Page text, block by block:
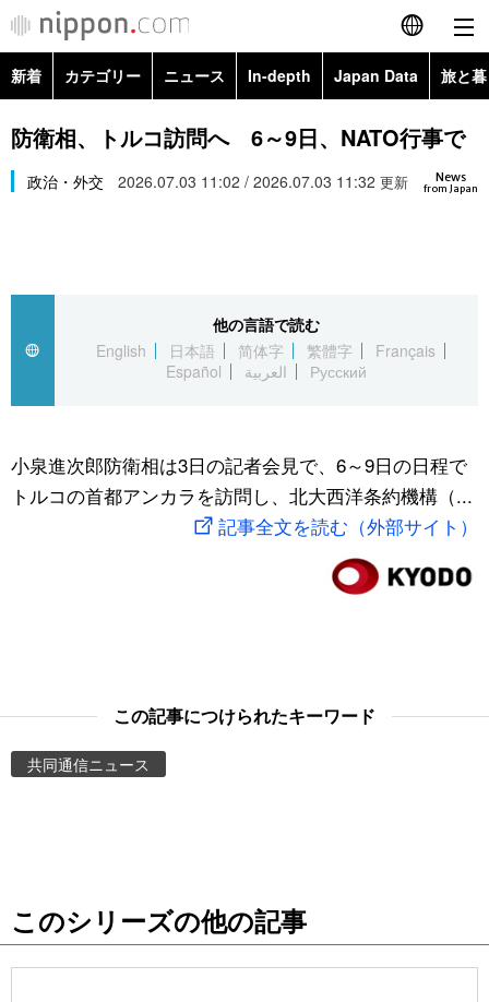
English
简体字
繁體字
العربية
社会
スポーツ・東京2020
旅と暮らし
Images
新着 カテゴリー ニュース In-depth Japan Data 旅と
政治・外交
経済・ビジネス
社会
文化
科学・技術
暮らし
Topics
Images
お知らせ
防衛相、トルコ訪問へ 6～9日、NATO行事で
News
from Japan
政治・外交 2026.07.03 11:02 / 2026.07.03 11:32 更新
他の言語で読む
English
日本語 简体字 繁體字
Français
Español
العربية Русский
小泉進次郎防衛相は3日の記者会見で、6～9日の日程で
トルコの首都アンカラを訪問し、北大西洋条約機構（...
記事全文を読む（外部サイト）
この記事につけられたキーワード
共同通信ニュース
このシリーズの他の記事